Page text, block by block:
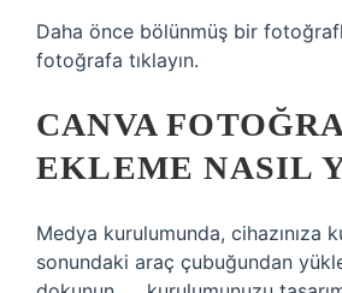
Daha önce bölünmüş bir
fotoğrafa tıklayın.
CANVA
EKLEME NASIL
Medya kurulumunda, cihazınıza
sonundaki araç çubuğundan